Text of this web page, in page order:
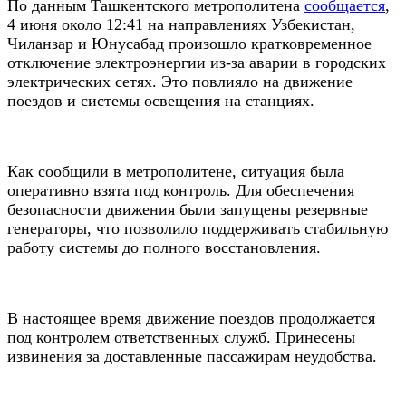
По данным Ташкентского метрополитена сообщается,
4 июня около 12:41 на направлениях Узбекистан,
Чиланзар и Юнусабад произошло кратковременное
отключение электроэнергии из-за аварии в городских
электрических сетях. Это повлияло на движение
поездов и системы освещения на станциях.
Как сообщили в метрополитене, ситуация была
оперативно взята под контроль. Для обеспечения
безопасности движения были запущены резервные
генераторы, что позволило поддерживать стабильную
работу системы до полного восстановления.
В настоящее время движение поездов продолжается
под контролем ответственных служб. Принесены
извинения за доставленные пассажирам неудобства.